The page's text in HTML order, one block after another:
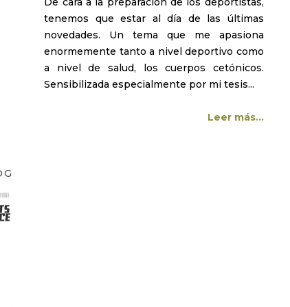
tenemos que estar al día de las últimas
novedades. Un tema que me apasiona
enormemente tanto a nivel deportivo como
a nivel de salud, los cuerpos cetónicos.
Sensibilizada especialmente por mi tesis...
Leer más...